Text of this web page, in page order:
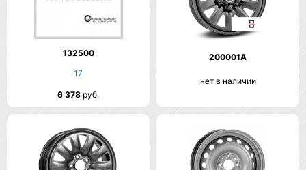
132500
17
6 378 руб.
200001A
нет в наличии